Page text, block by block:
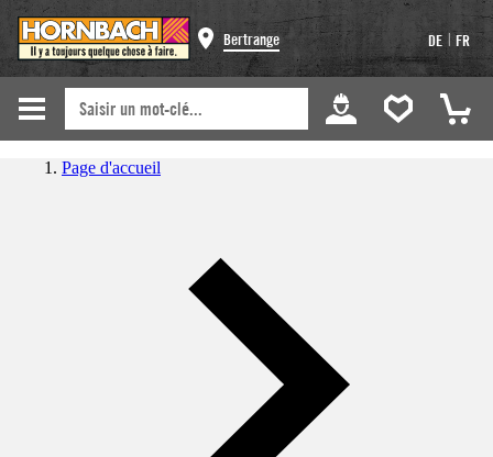
Bertrange DE | FR
Page d'accueil